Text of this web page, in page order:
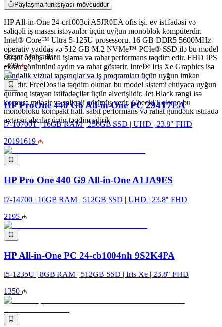
Paylaşma funksiyası mövcuddur
HP All-in-One 24-cr1003ci A5JR0EA ofis işi. ev istifadəsi və
səliqəli iş masası istəyənlər üçün uyğun monoblok kompüterdir.
Intel® Core™ Ultra 5-125U prosessoru. 16 GB DDR5 5600MHz
operativ yaddaş və 512 GB M.2 NVMe™ PCIe® SSD ilə bu model
sürətli açılış. stabil işləmə və rahat performans təqdim edir. FHD IPS
ekran görüntünü aydın və rahat göstərir. Intel® Iris Xe Graphics isə
gündəlik vizual tapşırıqlar və iş proqramları üçün uyğun imkan
yaradır. FreeDos ilə təqdim olunan bu model sistemi ehtiyaca uyğun
qurmaq istəyən istifadəçilər üçün əlverişlidir. Jet Black rəngi isə
korpusa müasir və səliqəli görünüş verir. CheckIT olaraq bu
monobloku kompakt həll. sabit performans və rahat gündəlik istifadə
axtaran alıcılar üçün təqdim edirik.
Oxşar Məhsullar
-400
HP ProOne 440 G6 All-in-One PC 294T7EA
i7-10700T | 16GB RAM | 256GB SSD | UHD | 23.8" FHD
20191619
HP Pro One 440 G9 All-in-One A1JA9ES
i7-14700 | 16GB RAM | 512GB SSD | UHD | 23.8" FHD
2195
HP All-in-One PC 24-cb1004nh 9S2K4PA
i5-1235U | 8GB RAM | 512GB SSD | Iris Xe | 23.8" FHD
1350